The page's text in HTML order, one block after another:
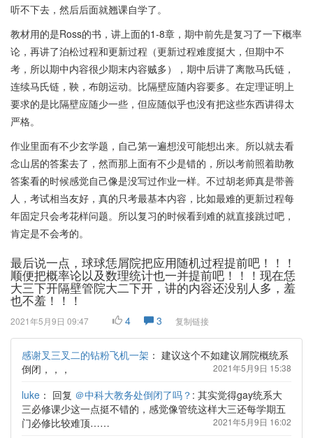
听不下去，然后后面就翘课自学了。
教材用的是Ross的书，讲上面的1-8章，期中前先是复习了一下概率
论，再讲了泊松过程和更新过程（更新过程难度挺大，但期中不
考，所以期中内容很少期末内容贼多），期中后讲了离散马氏链，
连续马氏链，鞅，布朗运动。比隔壁应随内容要多。在定理证明上
要求的是比隔壁应随少一些，但应随似乎也没有把这些东西讲得太
严格。
作业里面有不少玄学题，自己第一遍想没可能想出来。所以就去看
念山居的答案去了，然而那上面有不少是错的，所以考前照着助教
答案看的时候感觉自己像是没写过作业一样。不过胡老师真是带善
人，考试相当友好，真的只考最基本内容，比如最难的更新过程每
年固定只会考花样问题。所以复习的时候看到难的就直接跳过吧，
肯定是不会考的。
最后说一点，球球恁屑院把应用随机过程提前吧！！！
顺便把概率论以及数理统计也一并提前吧！！！现在恁
大三下开隔壁管院大二下开，讲的内容还没别人多，羞
也不羞！！！
2021年5月9日 09:47 4 3 复制链接
感谢叉三叉二的钻粉飞机一架 ： 建议这个不如建议屑院概统系
倒闭，，，
2021年5月9日 15:38
luke ： 回复 ＠中科大教务处倒闭了吗？ : 其实觉得gay统系大
三必修课少这一点挺不错的，感觉像管统这样大三还每学期五
门必修比较难顶……
2021年5月9日 16:02